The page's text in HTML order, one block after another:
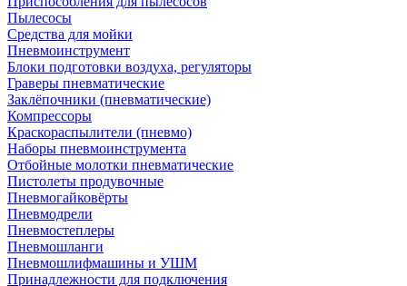
Пылесосы
Средства для мойки
Пневмоинструмент
Блоки подготовки воздуха, регуляторы
Граверы пневматические
Заклёпочники (пневматические)
Компрессоры
Краскораспылители (пневмо)
Наборы пневмоинструмента
Отбойные молотки пневматические
Пистолеты продувочные
Пневмогайковёрты
Пневмодрели
Пневмостеплеры
Пневмошланги
Пневмошлифмашины и УШМ
Принадлежности для подключения